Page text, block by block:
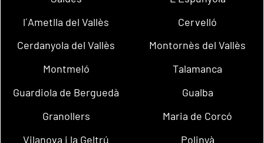
l´Ametlla del Vallès
Cervelló
Cerdanyola del Vallès
Montornès del Vallès
Montmeló
Talamanca
Guardiola de Berguedà
Gualba
Granollers
Maria de Corcó
Vilanova i la Geltrú
Polinyà